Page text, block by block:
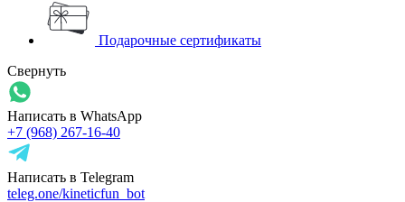
Подарочные сертификаты
Свернуть
Написать в WhatsApp
+7 (968) 267-16-40
Написать в Telegram
teleg.one/kineticfun_bot